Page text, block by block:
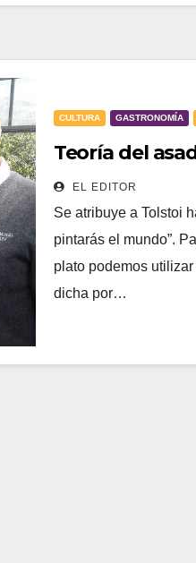
CULTURA GASTRONOMÍA
Teoría del
EL EDITOR
Se atribuye a Tolstoi
pintarás el mundo”.
plato podemos
dicha por…